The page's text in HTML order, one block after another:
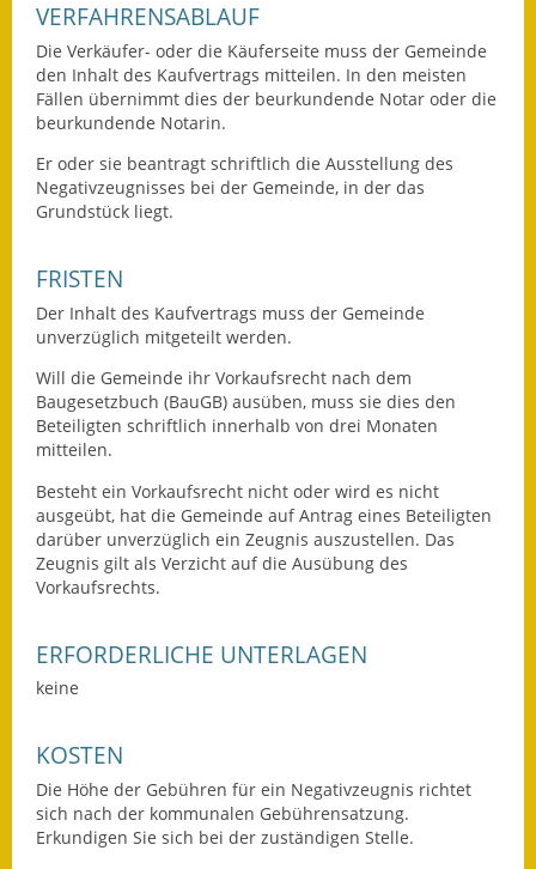
Ausweichfahrplan
Buslinie 168
Zahlen und Fakten
Behördenadressen
Beratungsstellen im
Landkreis
Formulare
Fundbehörde
Sitzungsberichte 2017
Sitzungsberichte 2018
VERFAHRENSABLAUF
Die Verkäufer- oder die Käuferseite muss der Gemeinde
den Inhalt des Kaufvertrags mitteilen. In den meisten
Fällen übernimmt dies der beurkundende Notar oder die
beurkundende Notarin.
Er oder sie beantragt schriftlich die Ausstellung des
Negativzeugnisses bei der Gemeinde, in der das
Grundstück liegt.
FRISTEN
Der Inhalt des Kaufvertrags muss der Gemeinde
unverzüglich mitgeteilt werden.
Will die Gemeinde ihr Vorkaufsrecht nach dem
Baugesetzbuch (BauGB) ausüben, muss sie dies den
Beteiligten schriftlich innerhalb von drei Monaten
mitteilen.
Besteht ein Vorkaufsrecht nicht oder wird es nicht
ausgeübt, hat die Gemeinde auf Antrag eines Beteiligten
darüber unverzüglich ein Zeugnis auszustellen. Das
Zeugnis gilt als Verzicht auf die Ausübung des
Vorkaufsrechts.
ERFORDERLICHE UNTERLAGEN
keine
KOSTEN
Die Höhe der Gebühren für ein Negativzeugnis richtet
sich nach der kommunalen Gebührensatzung.
Erkundigen Sie sich bei der zuständigen Stelle.